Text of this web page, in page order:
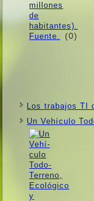
(0)
Los trabajos TI
Un Vehí­culo